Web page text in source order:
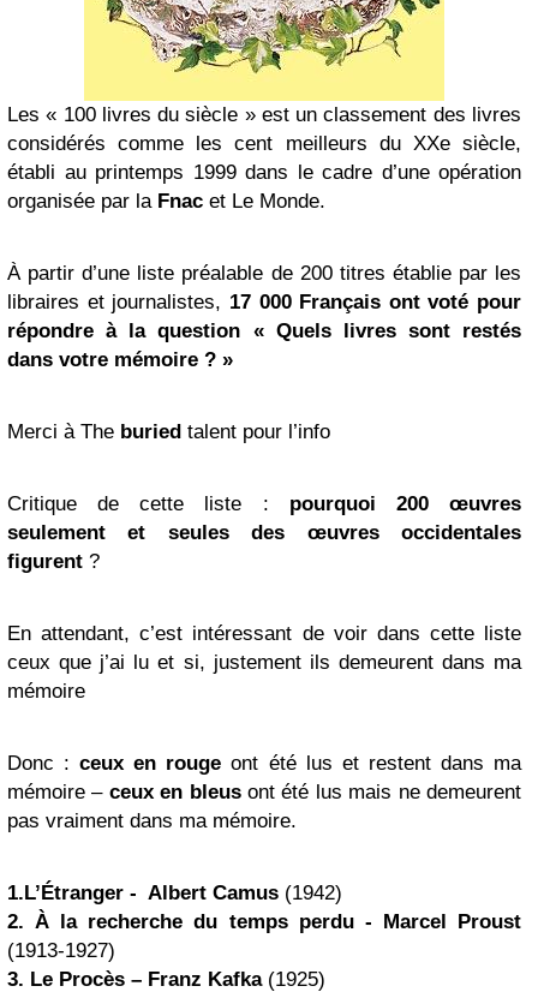
Les « 100 livres du siècle » est un classement des livres
considérés comme les cent meilleurs du XXe siècle,
établi au printemps 1999 dans le cadre d’une opération
organisée par la Fnac et Le Monde.
À partir d’une liste préalable de 200 titres établie par les
libraires et journalistes, 17 000 Français ont voté pour
répondre à la question « Quels livres sont restés
dans votre mémoire ? »
Merci à The buried talent pour l’info
Critique de cette liste : pourquoi 200 œuvres
seulement et seules des œuvres occidentales
figurent ?
En attendant, c’est intéressant de voir dans cette liste
ceux que j’ai lu et si, justement ils demeurent dans ma
mémoire
Donc :ceux en rouge ont été lus et restent dans ma
mémoire – ceux en bleusont été lus mais ne demeurent
pas vraiment dans ma mémoire.
1.L’Étranger - Albert Camus (1942)
2. À la recherche du temps perdu - Marcel Proust
(1913-1927)
3. Le Procès – Franz Kafka(1925)